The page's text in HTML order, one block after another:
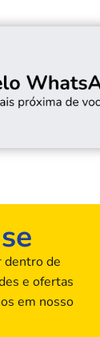
dentro de
e ofertas
em nosso